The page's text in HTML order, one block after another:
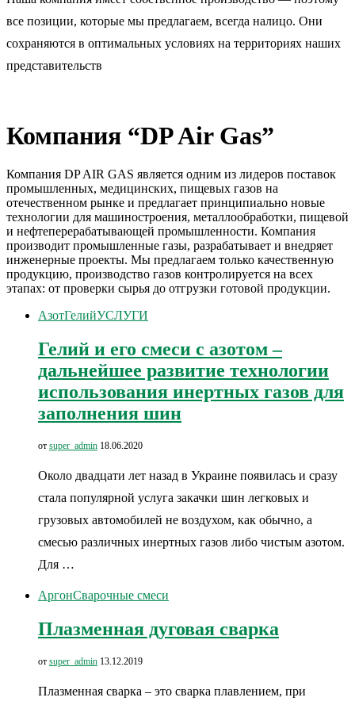
все позиции, которые мы предлагаем, всегда налицо. Они
сохраняются в оптимальных условиях на территориях наших
представительств
Компания “DP Air Gas”
Компания DP AIR GAS является одним из лидеров поставок
промышленных, медицинских, пищевых газов на
отечественном рынке и предлагает принципиально новые
технологии для машиностроения, металлообработки, пищевой
и нефтеперерабатывающей промышленности. Компания
производит промышленные газы, разрабатывает и внедряет
инженерные проекты. Мы предлагаем только качественную
продукцию, производство газов контролируется на всех
этапах: от проверки сырья до отгрузки готовой продукции.
АзотГелийУСЛУГИ
Гелий и его смеси с азотом –
дальнейшее развитие технологии
использования инертных газов для
заполнения шин
от super_admin 18.06.2020
Около двадцати лет назад в Украине появилась и сразу
стала популярной услуга закачки шин легковых и
грузовых автомобилей не воздухом, как обычно, а
смесью различных инертных газов либо чистым азотом.
Для …
АргонСварочные смеси
Плазменная дуговая сварка
от super_admin 13.12.2019
Плазменная сварка – это сварка плавлением, при